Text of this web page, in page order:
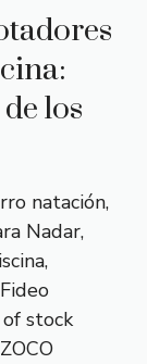
los
natación,
Nadar,
stock